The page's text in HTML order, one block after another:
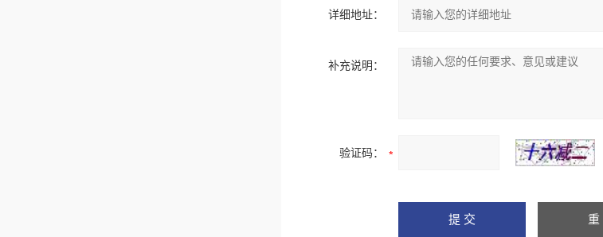
详细地址：
补充说明：
验证码：